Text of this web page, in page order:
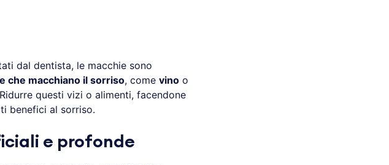
dal dentista, le macchie sono
che macchiano il sorriso, come vino o
questi vizi o alimenti, facendone
benefici al sorriso.
e profonde